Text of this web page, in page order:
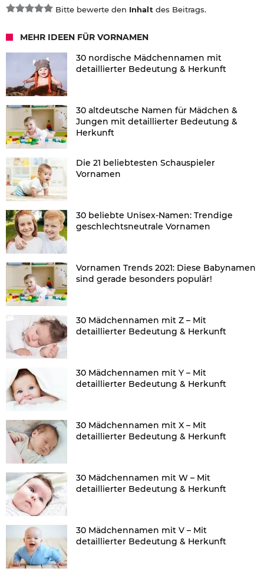
Bitte bewerte den Inhalt des Beitrags.
MEHR IDEEN FÜR VORNAMEN
30 nordische Mädchennamen mit
detaillierter Bedeutung & Herkunft
30 altdeutsche Namen für Mädchen &
Jungen mit detaillierter Bedeutung &
Herkunft
Die 21 beliebtesten Schauspieler
Vornamen
30 beliebte Unisex-Namen: Trendige
geschlechtsneutrale Vornamen
Vornamen Trends 2021: Diese Babynamen
sind gerade besonders populär!
30 Mädchennamen mit Z – Mit
detaillierter Bedeutung & Herkunft
30 Mädchennamen mit Y – Mit
detaillierter Bedeutung & Herkunft
30 Mädchennamen mit X – Mit
detaillierter Bedeutung & Herkunft
30 Mädchennamen mit W – Mit
detaillierter Bedeutung & Herkunft
30 Mädchennamen mit V – Mit
detaillierter Bedeutung & Herkunft